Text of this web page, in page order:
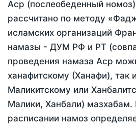
Аср (послеобеденный
рассчитано по методу
исламских организаций
намазы - ДУМ РФ и РТ
проведения намаза Аср
ханафитскому (Ханафи), так
Маликитскому или
Малики, Ханбали) мазхабам.
расписании намоз